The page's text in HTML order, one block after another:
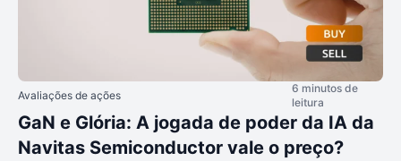
Avaliações de ações
6 minutos de
leitura
GaN e Glória: A jogada de poder da IA da
Navitas Semiconductor vale o preço?